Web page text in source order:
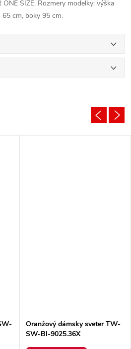
SIZE. Rozmery modelky: výška
cm, boky 95 cm.
Oranžový dámsky sveter TW-
SW-BI-9025.36X